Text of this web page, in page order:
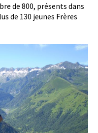
de 800, présents dans
de 130 jeunes Frères